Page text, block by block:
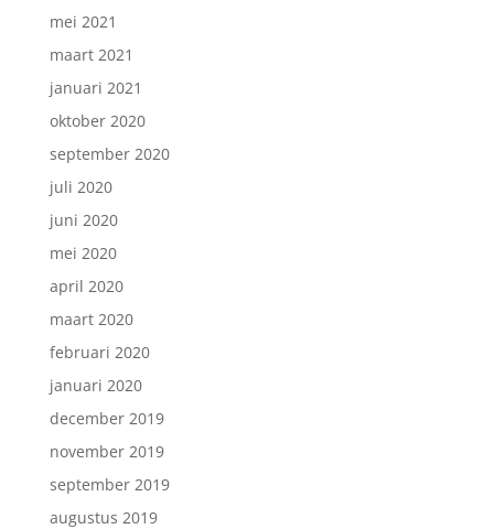
mei 2021
maart 2021
januari 2021
oktober 2020
september 2020
juli 2020
juni 2020
mei 2020
april 2020
maart 2020
februari 2020
januari 2020
december 2019
november 2019
september 2019
augustus 2019